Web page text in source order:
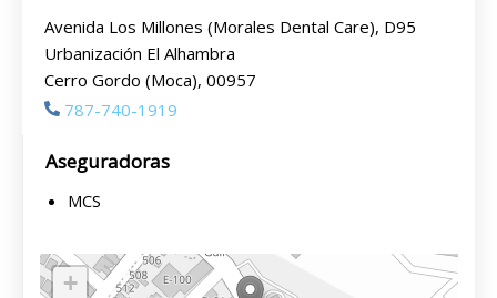
Avenida Los Millones (Morales Dental Care), D95
Urbanización El Alhambra
Cerro Gordo (Moca), 00957
787-740-1919
Aseguradoras
MCS
+